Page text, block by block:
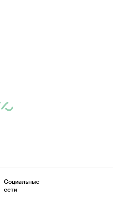
Социальные
сети